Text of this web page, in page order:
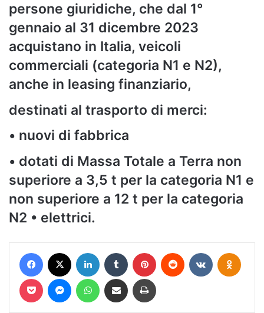
persone giuridiche, che dal 1°
gennaio al 31 dicembre 2023
acquistano in Italia, veicoli
commerciali (categoria N1 e N2),
anche in leasing finanziario,
destinati al trasporto di merci:
• nuovi di fabbrica
• dotati di Massa Totale a Terra non
superiore a 3,5 t per la categoria N1 e
non superiore a 12 t per la categoria
N2 • elettrici.
Facebook LinkedIn Tumblr Pinterest Reddit VKontakte
Pocket MessengerWhatsAppCondividi via mail Stampa